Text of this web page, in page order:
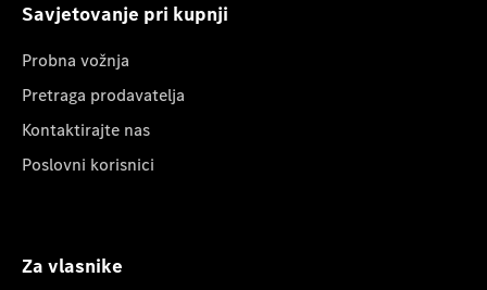
Savjetovanje pri kupnji
Probna vožnja
Pretraga prodavatelja
Kontaktirajte nas
Poslovni korisnici
Za vlasnike